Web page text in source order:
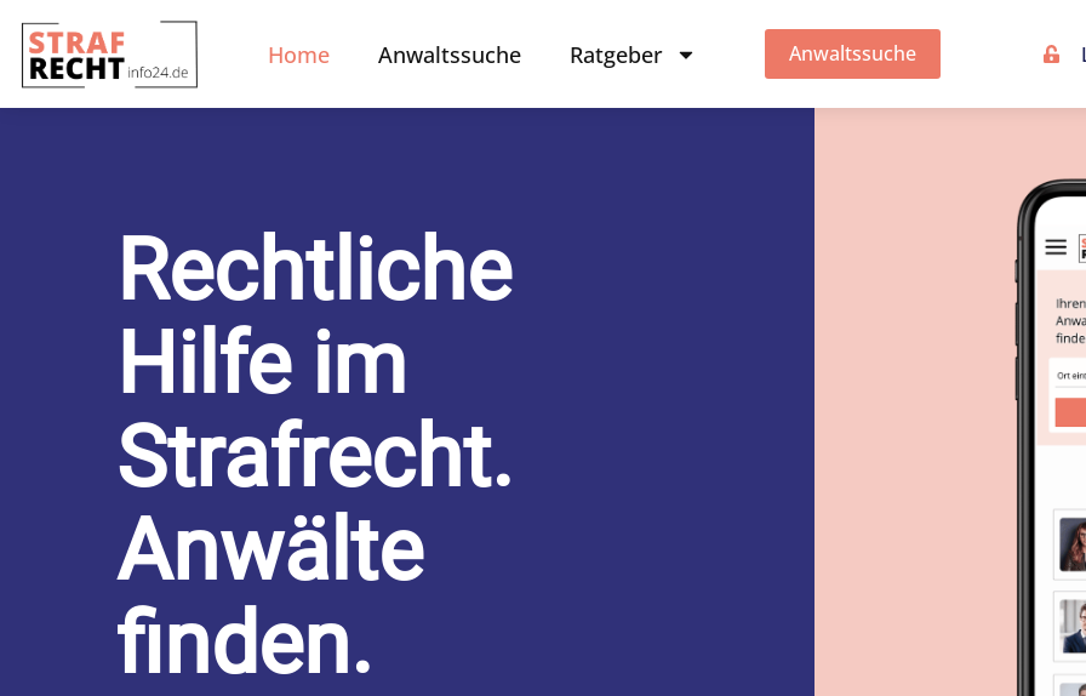
Home Anwaltssuche Ratgeber Anwaltssuche
Rechtliche
Hilfe im
Strafrecht.
Anwälte
finden.